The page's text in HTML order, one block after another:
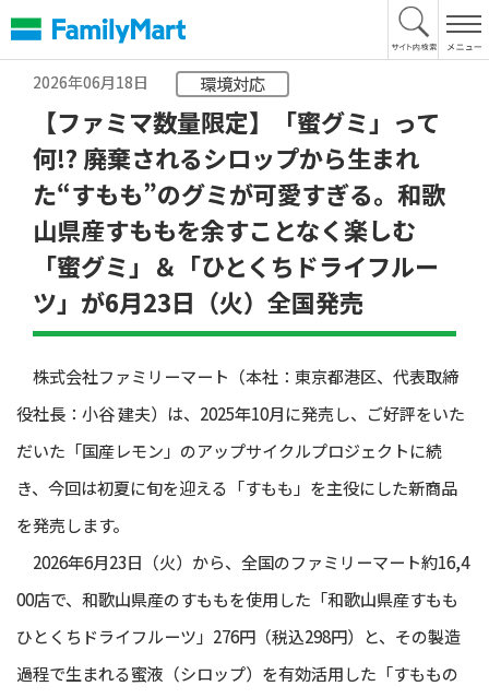
文
へ
2026年06月18日
環境対応
【ファミマ数量限定】「蜜グミ」って
何!? 廃棄されるシロップから生まれ
た“すもも”のグミが可愛すぎる。和歌
山県産すももを余すことなく楽しむ
「蜜グミ」＆「ひとくちドライフルー
ツ」が6月23日（火）全国発売
株式会社ファミリーマート（本社：東京都港区、代表取締
役社長：小谷 建夫）は、2025年10月に発売し、ご好評をいた
だいた「国産レモン」のアップサイクルプロジェクトに続
き、今回は初夏に旬を迎える「すもも」を主役にした新商品
を発売します。
2026年6月23日（火）から、全国のファミリーマート約16,4
00店で、和歌山県産のすももを使用した「和歌山県産すもも
ひとくちドライフルーツ」276円（税込298円）と、その製造
過程で生まれる蜜液（シロップ）を有効活用した「すももの